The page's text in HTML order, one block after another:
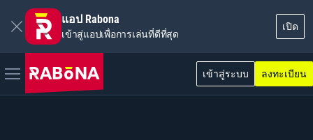
แอป Rabona
เข้าสู่แอปเพื่อการเล่นที่ดีที่สุด
เปิด
เข้าสู่ระบบ ลงทะเบียน